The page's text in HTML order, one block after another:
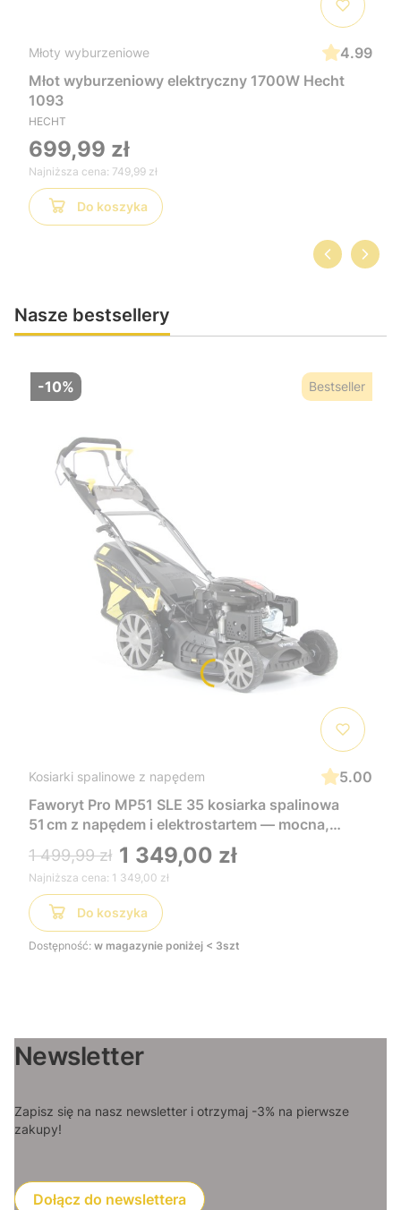
Młoty wyburzeniowe
4.99
Młot wyburzeniowy elektryczny 1700W Hecht
1093
HECHT
699,99 zł
Najniższa cena: 749,99 zł
Do koszyka
Nasze bestsellery
-10% Bestseller
Kosiarki spalinowe z napędem
5.00
Faworyt Pro MP51 SLE 35 kosiarka spalinowa
51 cm z napędem i elektrostartem — mocna,
wygodna i łatwa w uruchomieniu, idealna do
dużych trawników
1 499,99 zł 1 349,00 zł
Najniższa cena: 1 349,00 zł
Do koszyka
Dostępność: w magazynie poniżej < 3szt
Newsletter
Zapisz się na nasz newsletter i otrzymaj -3% na pierwsze
zakupy!
Dołącz do newslettera